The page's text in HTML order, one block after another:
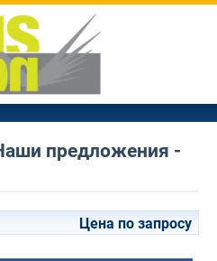
предложения -
Цена по запросу